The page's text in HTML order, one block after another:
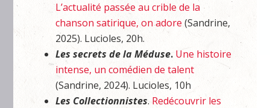
L’actualité passée au crible de la
chanson satirique, on adore (Sandrine,
2025). Lucioles, 20h.
Les secrets de la Méduse. Une histoire
intense, un comédien de talent
(Sandrine, 2024). Lucioles, 10h
Les Collectionnistes. Redécouvrir les